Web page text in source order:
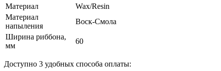
Материал
Wax/Resin
Материал
напыления
Воск-Смола
Ширина риббона,
мм
60
Доступно 3 удобных способа оплаты: